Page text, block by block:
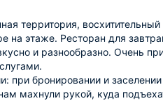
территория,
на этаже. Ресторан для
и разнообразно. Очень
при бронировании и
махнули рукой, куда